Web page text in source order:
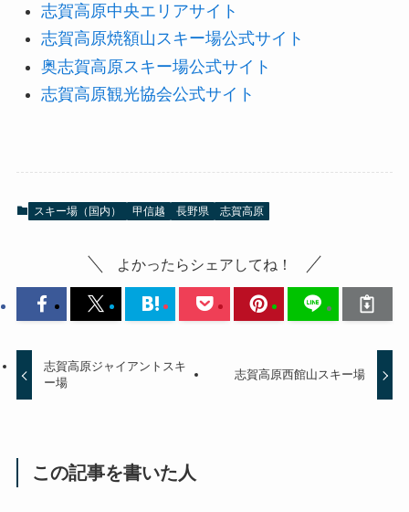
志賀高原中央エリアサイト
志賀高原焼額山スキー場公式サイト
奥志賀高原スキー場公式サイト
志賀高原観光協会公式サイト
スキー場（国内） 甲信越 長野県 志賀高原
よかったらシェアしてね！
志賀高原ジャイアントスキ
ー場
志賀高原西館山スキー場
この記事を書いた人